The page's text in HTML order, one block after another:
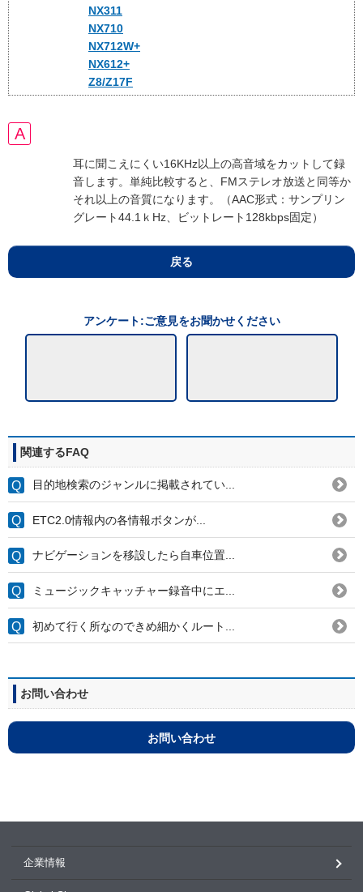
NX311
NX710
NX712W+
NX612+
Z8/Z17F
耳に聞こえにくい16KHz以上の高音域をカットして録
音します。単純比較すると、FMステレオ放送と同等か
それ以上の音質になります。（AAC形式：サンプリン
グレート44.1ｋHz、ビットレート128kbps固定）
戻る
アンケート:ご意見をお聞かせください
関連するFAQ
目的地検索のジャンルに掲載されてい...
ETC2.0情報内の各情報ボタンが...
ナビゲーションを移設したら自車位置...
ミュージックキャッチャー録音中にエ...
初めて行く所なのできめ細かくルート...
お問い合わせ
お問い合わせ
企業情報